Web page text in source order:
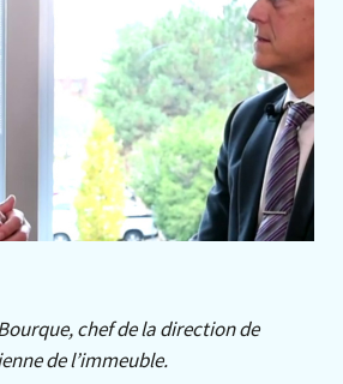
chef de la direction de
de l’immeuble.